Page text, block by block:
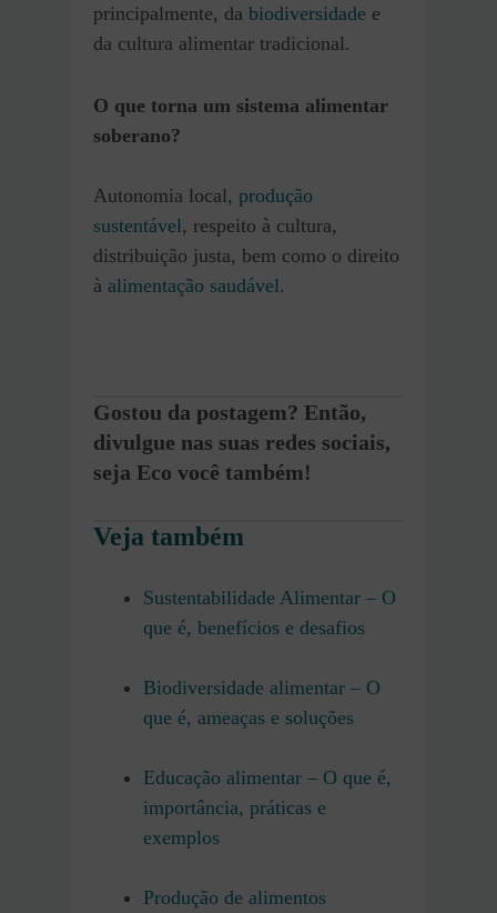
principalmente, da biodiversidade e
da cultura alimentar tradicional.
O que torna um sistema alimentar
soberano?
Autonomia local, produção
sustentável, respeito à cultura,
distribuição justa, bem como o direito
à alimentação saudável.
Gostou da postagem? Então,
divulgue nas suas redes sociais,
seja Eco você também!
Veja também
Sustentabilidade Alimentar – O
que é, benefícios e desafios
Biodiversidade alimentar – O
que é, ameaças e soluções
Educação alimentar – O que é,
importância, práticas e
exemplos
Produção de alimentos